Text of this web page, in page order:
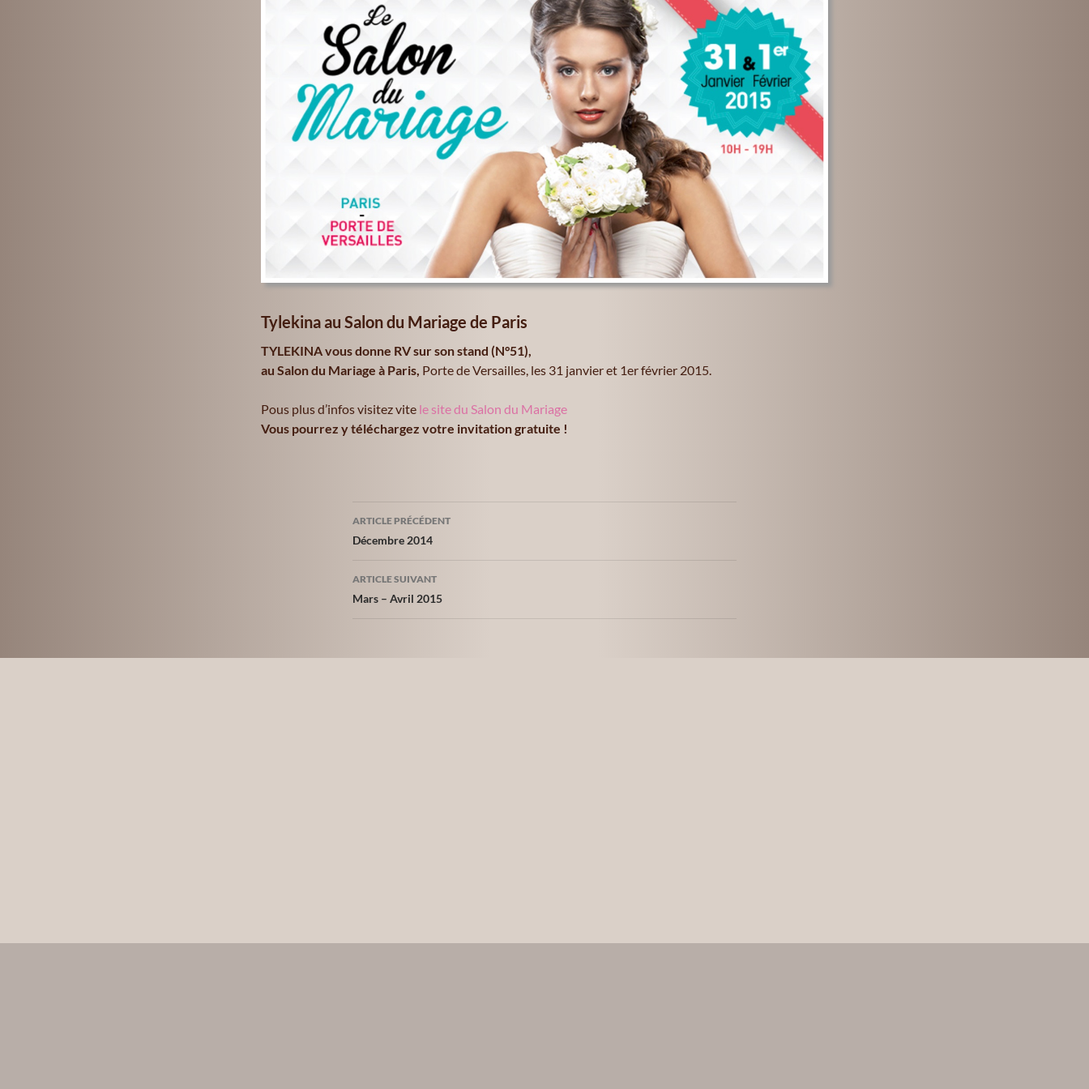
Tylekina au Salon du Mariage de Paris
TYLEKINA vous donne RV sur son stand (N°51),
au Salon du Mariage à Paris, Porte de Versailles, les 31 janvier et 1er février 2015.
Pous plus d’infos visitez vite le site du Salon du Mariage
Vous pourrez y téléchargez votre invitation gratuite !
Navigation
des
articles
ARTICLE PRÉCÉDENT
Décembre 2014
ARTICLE SUIVANT
Mars – Avril 2015